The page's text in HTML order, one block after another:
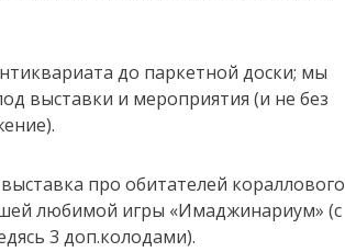
до паркетной доски; мы
выставки и мероприятия (и не без
про обитателей кораллового
любимой игры «Имаджинариум» (с
3 доп.колодами).